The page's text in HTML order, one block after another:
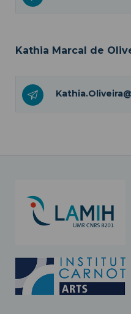
Kathia Marcal de